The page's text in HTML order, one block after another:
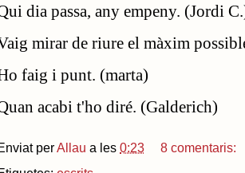
dia passa, any empeny. (Jordi
mirar de riure el màxim
faig i punt. (marta)
acabi t'ho diré. (Galderich)
perAllau a les 0:23
8 comentaris: